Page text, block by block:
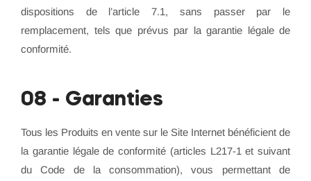
dispositions de l’article 7.1, sans passer par le
remplacement, tels que prévus par la garantie légale de
conformité.
08 - Garanties
Tous les Produits en vente sur le Site Internet bénéficient de
la garantie légale de conformité (articles L217-1 et suivant
du Code de la consommation), vous permettant de